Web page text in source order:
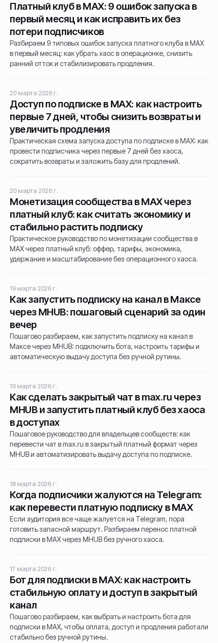
Платный клуб в MAX: 9 ошибок запуска в
первый месяц и как исправить их без
потери подписчиков
Разбираем 9 типовых ошибок запуска платного клуба в MAX
в первый месяц: как убрать хаос в операционке, снизить
ранний отток и стабилизировать продления.
20 марта 2026 г.
Доступ по подписке в MAX: как настроить
первые 7 дней, чтобы снизить возвраты и
увеличить продления
Практическая схема запуска доступа по подписке в MAX: как
провести подписчика через первые 7 дней без хаоса,
сократить возвраты и заложить базу для продлений.
20 марта 2026 г.
Монетизация сообщества в MAX через
платный клуб: как считать экономику и
стабильно растить подписку
Практическое руководство по монетизации сообщества в
MAX через платный клуб: оффер, тарифы, экономика,
удержание и масштабирование без операционного хаоса.
19 марта 2026 г.
Как запустить подписку на канал в Максе
через MHUB: пошаговый сценарий за один
вечер
Пошагово разбираем, как запустить подписку на канал в
Максе через MHUB: подключить бота, настроить тарифы и
автоматическую выдачу доступа без ручной рутины.
19 марта 2026 г.
Как сделать закрытый чат в max.ru через
MHUB и запустить платный клуб без хаоса
в доступах
Пошаговое руководство для владельцев сообществ: как
перевести чат в max.ru в закрытый платный формат через
MHUB и автоматизировать выдачу доступа по подписке.
18 марта 2026 г.
Когда подписчики жалуются на Telegram:
как перевести платную подписку в MAX
Если аудитория все чаще жалуется на Telegram, пора
готовить запасной маршрут. Разбираем перенос платной
подписки в MAX через MHUB без ручного хаоса.
17 марта 2026 г.
Бот для подписки в MAX: как настроить
стабильную оплату и доступ в закрытый
канал
Пошагово разбираем, как выбрать и настроить бота для
подписки в MAX, чтобы оплата, доступ и продления работали
стабильно без ручной рутины.